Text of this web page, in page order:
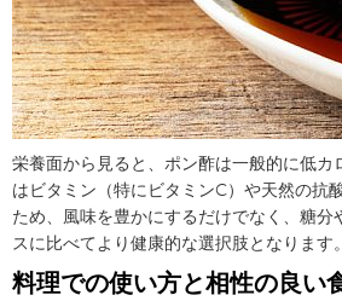
栄養面から見ると、ポン酢は一般的に低カ
はビタミン（特にビタミンC）や天然の抗
ため、風味を豊かにするだけでなく、糖分
スに比べてより健康的な選択肢となります。
料理での使い方と相性の良い